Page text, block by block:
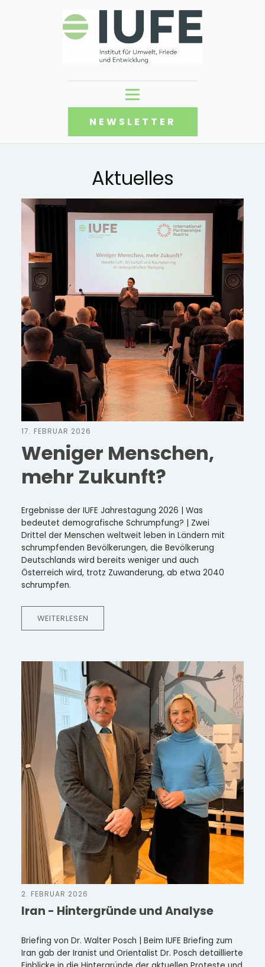
NEWSLETTER
Aktuelles
17. FEBRUAR 2026
Weniger Menschen,
mehr Zukunft?
Ergebnisse der IUFE Jahrestagung 2026 | Was
bedeutet demografische Schrumpfung? | Zwei
Drittel der Menschen weltweit leben in Ländern mit
schrumpfenden Bevölkerungen, die Bevölkerung
Deutschlands wird bereits weniger und auch
Österreich wird, trotz Zuwanderung, ab etwa 2040
schrumpfen.
WEITERLESEN
2. FEBRUAR 2026
Iran - Hintergründe und Analyse
Briefing von Dr. Walter Posch | Beim IUFE Briefing zum
Iran gab der Iranist und Orientalist Dr. Posch detaillierte